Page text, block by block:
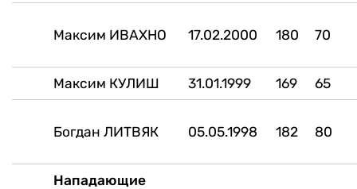
Максим ИВАХНО 17.02.2000 180 70
Максим КУЛИШ 31.01.1999 169 65
Богдан ЛИТВЯК 05.05.1998 182 80
Нападающие